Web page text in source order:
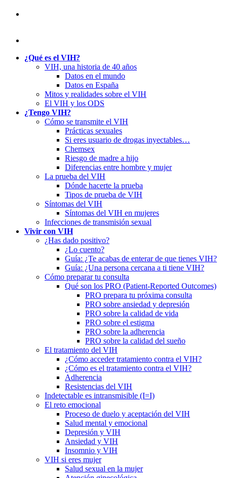
¿Qué es el VIH?
VIH, una historia de 40 años
Datos en el mundo
Datos en España
Mitos y realidades sobre el VIH
El VIH y los ODS
¿Tengo VIH?
Cómo se transmite el VIH
Prácticas sexuales
Si eres usuario de drogas inyectables…
Chemsex
Riesgo de madre a hijo
Diferencias entre hombre y mujer
La prueba del VIH
Dónde hacerte la prueba
Tipos de prueba de VIH
Síntomas del VIH
Síntomas del VIH en mujeres
Infecciones de transmisión sexual
Vivir con VIH
¿Has dado positivo?
¿Lo cuento?
Guía: ¿Te acabas de enterar de que tienes VIH?
Guía: ¿Una persona cercana a ti tiene VIH?
Cómo preparar tu consulta
Qué son los PRO (Patient-Reported Outcomes)
PRO prepara tu próxima consulta
PRO sobre ansiedad y depresión
PRO sobre la calidad de vida
PRO sobre el estigma
PRO sobre la adherencia
PRO sobre la calidad del sueño
El tratamiento del VIH
¿Cómo acceder tratamiento contra el VIH?
¿Cómo es el tratamiento contra el VIH?
Adherencia
Resistencias del VIH
Indetectable es intransmisible (I=I)
El reto emocional
Proceso de duelo y aceptación del VIH
Salud mental y emocional
Depresión y VIH
Ansiedad y VIH
Insomnio y VIH
VIH si eres mujer
Salud sexual en la mujer